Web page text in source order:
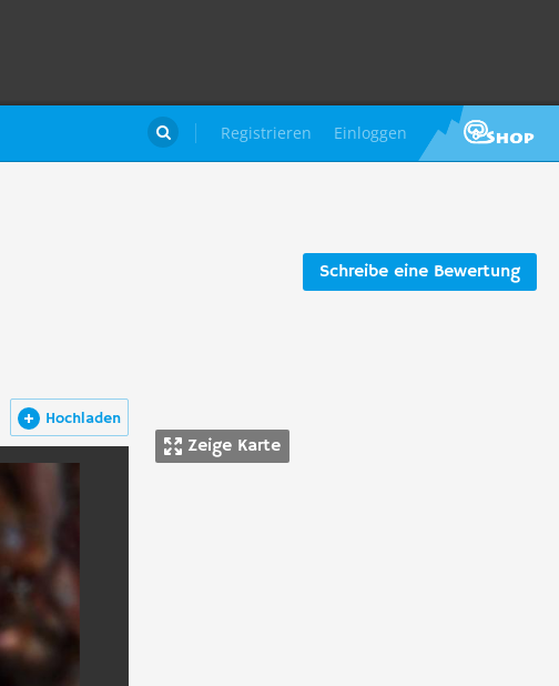
Registrieren Einloggen

Schreibe eine Bewertung
Zeige Karte
Hochladen